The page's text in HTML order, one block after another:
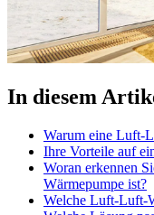
In diesem
Warum eine Luft-
Ihre Vorteile auf
Woran erkennen
Wärmepumpe ist?
Welche Luft-Luft-